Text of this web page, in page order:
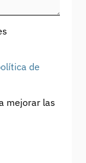
de
mejorar las